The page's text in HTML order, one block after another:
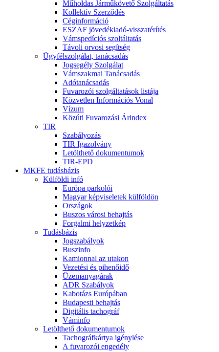
Műholdas Járműkövető Szolgáltatás
Kollektív Szerződés
Céginformáció
ESZAF jövedékiadó-visszatérítés
Vámspedíciós szoltáltatás
Távoli orvosi segítség
Ügyfélszolgálat, tanácsadás
Jogsegély Szolgálat
Vámszakmai Tanácsadás
Adótanácsadás
Fuvarozói szolgáltatások listája
Közvetlen Információs Vonal
Vízum
Közúti Fuvarozási Árindex
TIR
Szabályozás
TIR Igazolvány
Letölthető dokumentumok
TIR-EPD
MKFE tudásbázis
Külföldi infó
Európa parkolói
Magyar képviseletek külföldön
Országok
Buszos városi behajtás
Forgalmi helyzetkép
Tudásbázis
Jogszabályok
Buszinfo
Kamionnal az utakon
Vezetési és pihenőidő
Üzemanyagárak
ADR Szabályok
Kabotázs Európában
Budapesti behajtás
Digitális tachográf
Váminfo
Letölthető dokumentumok
Tachográfkártya igénylése
A fuvarozói engedély